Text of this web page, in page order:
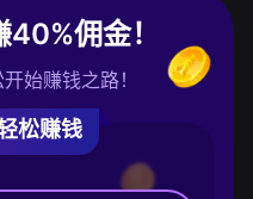
佣金！
始赚钱之路！
松赚钱